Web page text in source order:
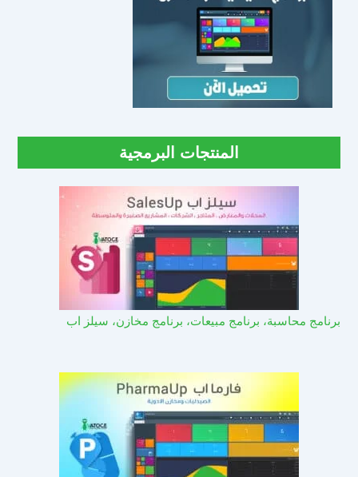
المنتجات البرمجية
برنامج محاسبة، برنامج مبيعات، برنامج مخازن، سيلز اب